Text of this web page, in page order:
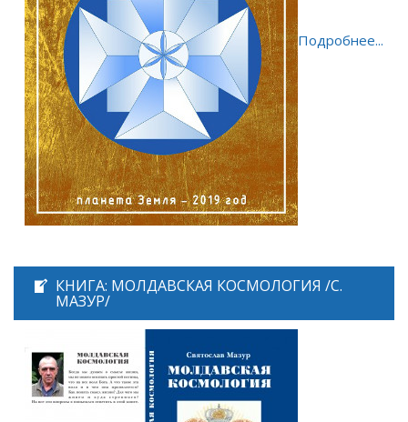
Подробнее...
КНИГА: МОЛДАВСКАЯ КОСМОЛОГИЯ /С.
МАЗУР/